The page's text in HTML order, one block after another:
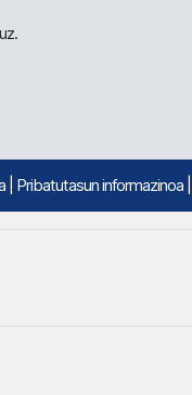
Pribatutasun informazinoa